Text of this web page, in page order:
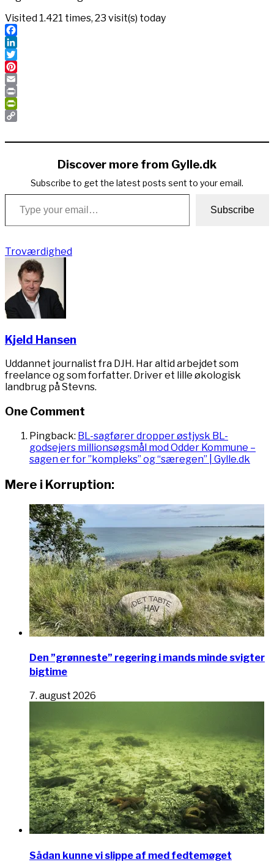
Visited 1.421 times, 23 visit(s) today
Facebook
LinkedIn
Twitter
Pinterest
Email
Print
PrintFriendly
Link
Discover more from Gylle.dk
Subscribe to get the latest posts sent to your email.
Type your email…
Subscribe
Troværdighed
Kjeld Hansen
Uddannet journalist fra DJH. Har altid arbejdet som
freelance og som forfatter. Driver et lille økologisk
landbrug på Stevns.
One Comment
Pingback: BL-sagfører dropper østjysk BL-
godsejers millionsøgsmål mod Odder Kommune –
sagen er for ”kompleks” og “særegen” | Gylle.dk
Mere i Korruption:
Den ”grønneste” regering i mands minde svigter
bigtime
7. august 2026
Sådan kunne vi slippe af med fedtemøget